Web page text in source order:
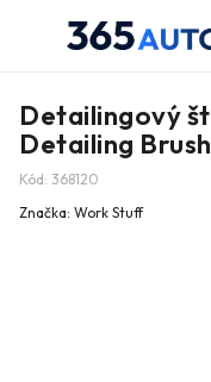
Detailingový
Detailing
Kód: 368120
Značka: Work Stuff